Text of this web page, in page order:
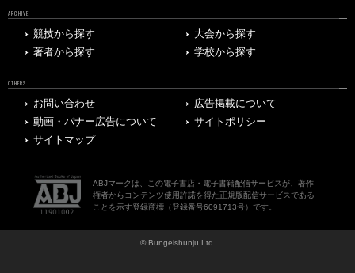
ARCHIVE
競技から探す
大会から探す
著者から探す
学校から探す
OTHERS
お問い合わせ
広告掲載について
動画・バナー広告について
サイトポリシー
サイトマップ
ABJマークは、この電子書店・電子書籍配信サービスが、著作
権者からコンテンツ使用許諾を得た正規版配信サービスである
ことを示す登録商標（登録番号6091713号）です。
© Bungeishunju Ltd.